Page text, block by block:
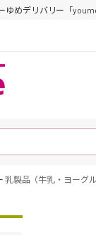
ゆめデリバリー「
乳製品（牛乳・ヨーグル